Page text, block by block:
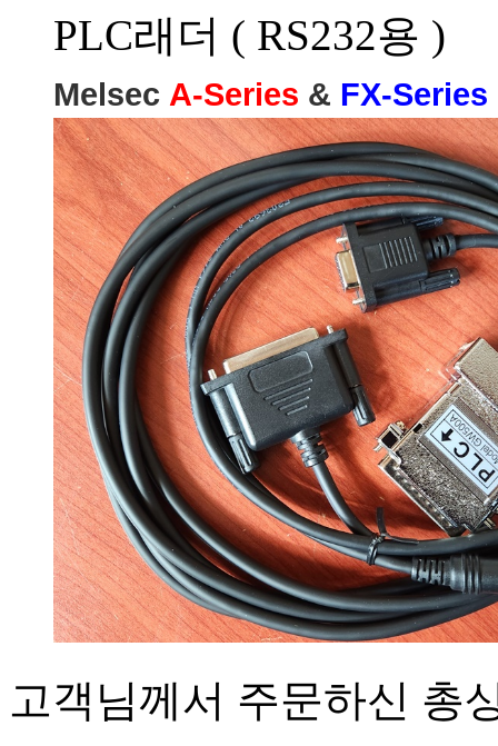
PLC래더 ( RS232용 )
Melsec A-Series & FX-Series
고객님께서 주문하신 총